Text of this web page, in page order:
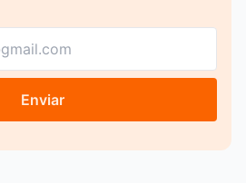
Enviar